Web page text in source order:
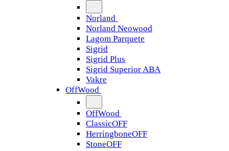
Norland
Norland Neowood
Lagom Parquete
Sigrid
Sigrid Plus
Sigrid Superior ABA
Vakre
OffWood
OffWood
ClassicOFF
HerringboneOFF
StoneOFF